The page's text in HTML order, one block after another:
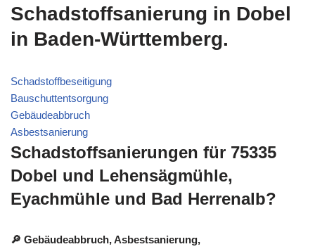
Schadstoffsanierung in Dobel
in Baden-Württemberg.
Schadstoffbeseitigung
Bauschuttentsorgung
Gebäudeabbruch
Asbestsanierung
Schadstoffsanierungen für 75335
Dobel und Lehensägmühle,
Eyachmühle und Bad Herrenalb?
🔎 Gebäudeabbruch, Asbestsanierung,